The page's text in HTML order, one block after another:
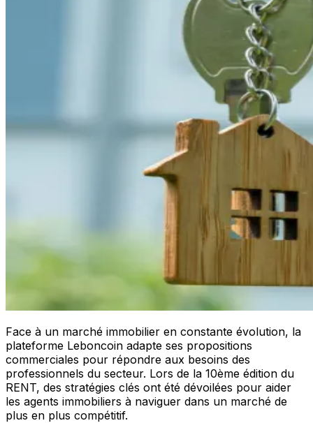
Face à un marché immobilier en constante évolution, la
plateforme Leboncoin adapte ses propositions
commerciales pour répondre aux besoins des
professionnels du secteur. Lors de la 10ème édition du
RENT, des stratégies clés ont été dévoilées pour aider
les agents immobiliers à naviguer dans un marché de
plus en plus compétitif.